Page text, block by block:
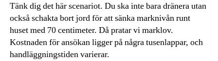
Tänk dig det här scenariot. Du ska inte bara dränera utan
också schakta bort jord för att sänka marknivån runt
huset med 70 centimeter. Då pratar vi marklov.
Kostnaden för ansökan ligger på några tusenlappar, och
handläggningstiden varierar.